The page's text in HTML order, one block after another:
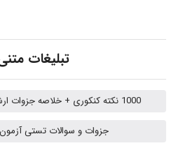
تبلیغات
1000 نکته کنکوری + خلاصه جزوات ارشد بهداشت حرفه ای
جزوات و سوالات تستی